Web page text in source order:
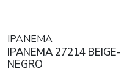
IPANEMA
IPANEMA 27214 BEIGE-
NEGRO